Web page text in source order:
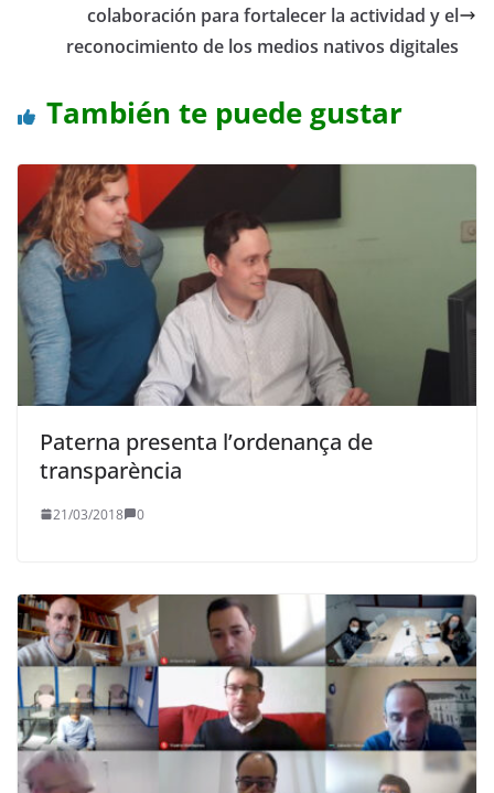
colaboración para fortalecer la actividad y el
reconocimiento de los medios nativos digitales
También te puede gustar
Paterna presenta l’ordenança de
transparència
21/03/2018 0